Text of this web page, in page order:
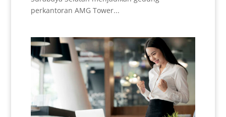
perkantoran AMG Tower...